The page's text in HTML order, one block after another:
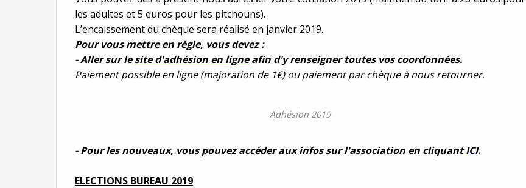
les adultes et 5 euros pour les pitchouns).
L’encaissement du chèque sera réalisé en janvier 2019.
Pour vous mettre en règle, vous devez :
- Aller sur lesite d'adhésion en ligneafin d'y renseigner toutes vos coordonnées.
Paiement possible en ligne (majoration de 1€) ou paiement par chèque à nous retourner.
Adhésion 2019
- Pour les nouveaux, vous pouvez accéder aux infos sur l'association en cliquantICI.
ELECTIONS BUREAU 2019